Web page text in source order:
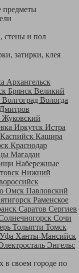
предметы
стены и пол
затирки, клея
Архангельск
Брянск Великий
Волгоград Вологда
Дмитров
Жуковский
Иркутск Истра
Каспийск Кашира
Краснодар
Магадан
Набережные
Нижний
Омск Павловский
Раменское
Саратов Сергиев
Сочи
Тольятти Томск
Уфа Ханты-Мансийск
Энгельс
в своем городе по